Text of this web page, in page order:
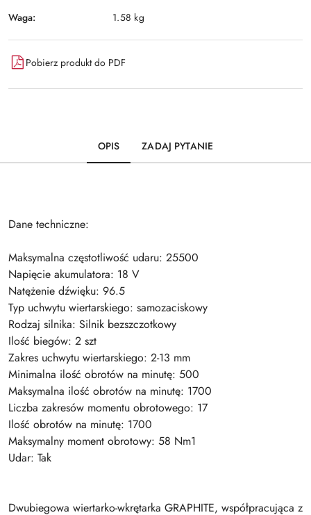
Waga: 1.58 kg
Pobierz produkt do PDF
OPIS ZADAJ PYTANIE
Dane techniczne:
Maksymalna częstotliwość udaru: 25500
Napięcie akumulatora: 18 V
Natężenie dźwięku: 96.5
Typ uchwytu wiertarskiego: samozaciskowy
Rodzaj silnika: Silnik bezszczotkowy
Ilość biegów: 2 szt
Zakres uchwytu wiertarskiego: 2-13 mm
Minimalna ilość obrotów na minutę: 500
Maksymalna ilość obrotów na minutę: 1700
Liczba zakresów momentu obrotowego: 17
Ilość obrotów na minutę: 1700
Maksymalny moment obrotowy: 58 Nm1
Udar: Tak
Dwubiegowa wiertarko-wkrętarka GRAPHITE, współpracująca z